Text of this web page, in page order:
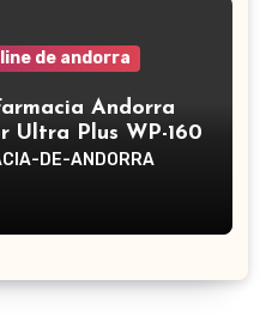
de andorra
Andorra
Ultra Plus WP-160
DE-ANDORRA